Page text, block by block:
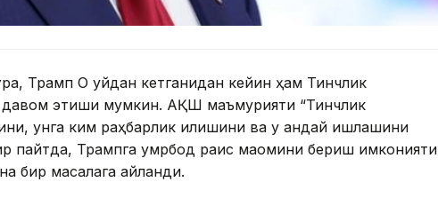
Трамп Оқ уйдан кетганидан кейин ҳам Тинчлик
давом этиши мумкин. АҚШ маъмурияти “Тинчлик
унга ким раҳбарлик қилишини ва у қандай ишлашини
пайтда, Трампга умрбод раис мақомини бериш имконияти
бир масалага айланди.